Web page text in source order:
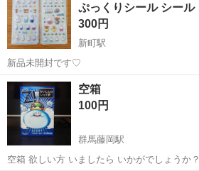
ぷっくりシール シール
300円
新町駅
新品未開封です♡
群馬 藤岡市 新町駅
空箱
100円
群馬藤岡駅
空箱 欲しい方 いましたら いかがでしょうか？